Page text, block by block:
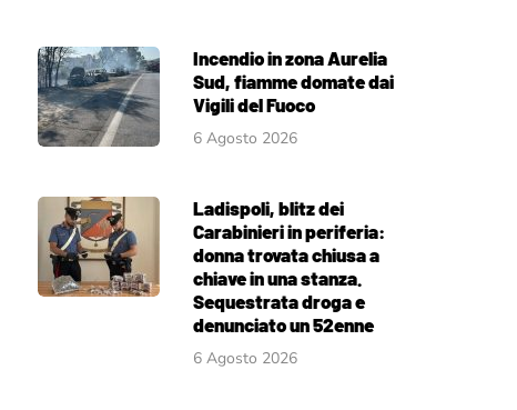
Incendio in zona Aurelia
Sud, fiamme domate dai
Vigili del Fuoco
6 Agosto 2026
Ladispoli, blitz dei
Carabinieri in periferia:
donna trovata chiusa a
chiave in una stanza.
Sequestrata droga e
denunciato un 52enne
6 Agosto 2026